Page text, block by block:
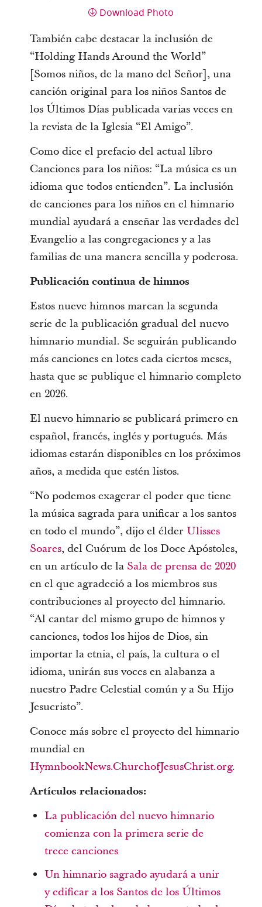
Download Photo
También cabe destacar la inclusión de
“Holding Hands Around the World”
[Somos niños, de la mano del Señor], una
canción original para los niños Santos de
los Últimos Días publicada varias veces en
la revista de la Iglesia “El Amigo”.
Como dice el prefacio del actual libro
Canciones para los niños: “La música es un
idioma que todos entienden”. La inclusión
de canciones para los niños en el himnario
mundial ayudará a enseñar las verdades del
Evangelio a las congregaciones y a las
familias de una manera sencilla y poderosa.
Publicación continua de himnos
Estos nueve himnos marcan la segunda
serie de la publicación gradual del nuevo
himnario mundial. Se seguirán publicando
más canciones en lotes cada ciertos meses,
hasta que se publique el himnario completo
en 2026.
El nuevo himnario se publicará primero en
español, francés, inglés y portugués. Más
idiomas estarán disponibles en los próximos
años, a medida que estén listos.
“No podemos exagerar el poder que tiene
la música sagrada para unificar a los santos
en todo el mundo”, dijo el élder Ulisses
Soares, del Cuórum de los Doce Apóstoles,
en un artículo de la Sala de prensa de 2020
en el que agradeció a los miembros sus
contribuciones al proyecto del himnario.
“Al cantar del mismo grupo de himnos y
canciones, todos los hijos de Dios, sin
importar la etnia, el país, la cultura o el
idioma, unirán sus voces en alabanza a
nuestro Padre Celestial común y a Su Hijo
Jesucristo”.
Conoce más sobre el proyecto del himnario
mundial en
HymnbookNews.ChurchofJesusChrist.org.
Artículos relacionados:
La publicación del nuevo himnario
comienza con la primera serie de
trece canciones
Un himnario sagrado ayudará a unir
y edificar a los Santos de los Últimos